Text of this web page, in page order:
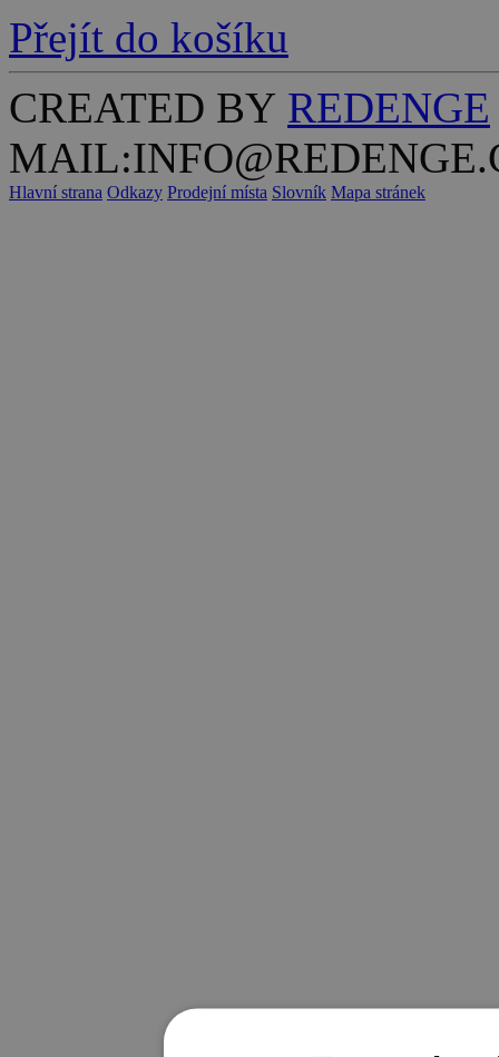
Přejít do košíku
CREATED BY REDENGE
Hlavní strana Odkazy Prodejní místa Slovník Mapa stránek